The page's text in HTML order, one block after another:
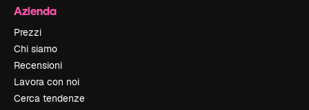
Azienda
Prezzi
Chi siamo
Recensioni
Lavora con noi
Cerca tendenze